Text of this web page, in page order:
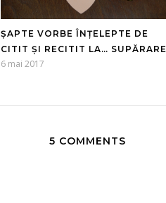
ȘAPTE VORBE ÎNȚELEPTE DE
CITIT ȘI RECITIT LA… SUPĂRARE
6 mai 2017
5 COMMENTS